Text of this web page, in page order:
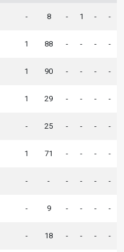
- 8 - 1 - -
1 88 - - - -
1 90 - - - -
1 29 - - - -
- 25 - - - -
1 71 - - - -
- - - - - -
- 9 - - - -
- 18 - - - -